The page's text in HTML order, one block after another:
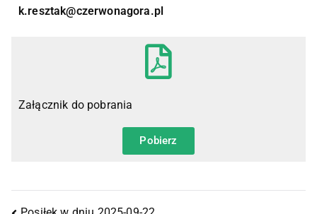
k.resztak@czerwonagora.pl
Załącznik do pobrania
Pobierz